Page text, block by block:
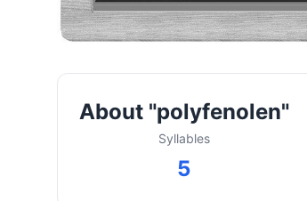
About "polyfenolen"
Syllables
5